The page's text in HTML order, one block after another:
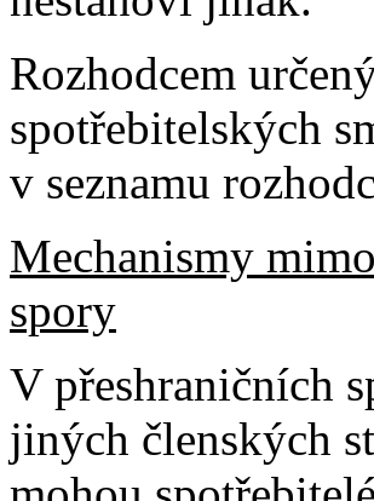
Rozhodcem
spotřebitelských
v seznamu
Mechanismy
spory
V přeshraničních
jiných členských